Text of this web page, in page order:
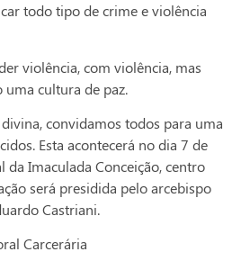
todo tipo de crime e violência
violência, com violência, mas
cultura de paz.
convidamos todos para uma
Esta acontecerá no dia 7 de
da Imaculada Conceição, centro
será presidida pelo arcebispo
Castriani.
Carcerária